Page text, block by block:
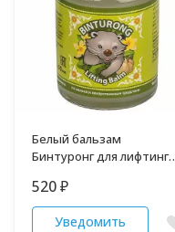
Белый бальзам
Бинтуронг для лифтинга
520₽
Уведомить